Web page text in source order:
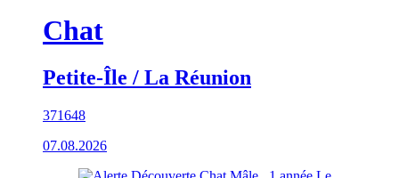
Chat
Petite-Île / La Réunion
371648
07.08.2026